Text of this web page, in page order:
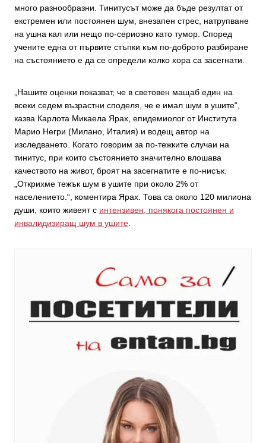
много разнообразни. Тинитусът може да бъде резултат от
екстремен или постоянен шум, внезапен стрес, натрупване
на ушна кал или нещо по-сериозно като тумор. Според
учените една от първите стъпки към по-доброто разбиране
на състоянието е да се определи колко хора са засегнати.
„Нашите оценки показват, че в световен мащаб един на
всеки седем възрастни споделя, че е имал шум в ушите“,
казва Карлота Микаела Ярах, епидемиолог от Института
Марио Негри (Милано, Италия) и водещ автор на
изследването. Когато говорим за по-тежките случаи на
тинитус, при които състоянието значително влошава
качеството на живот, броят на засегнатите е по-нисък.
„Открихме тежък шум в ушите при около 2% от
населението.“, коментира Ярах. Това са около 120 милиона
души, които живеят с интензивен, понякога постоянен и
инвалидизиращ шум в ушите